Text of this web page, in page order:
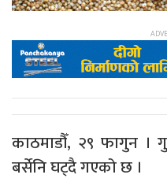
काठमाडौँ, २९ फागुन ।
बर्सेनि घट्दै गएको छ ।